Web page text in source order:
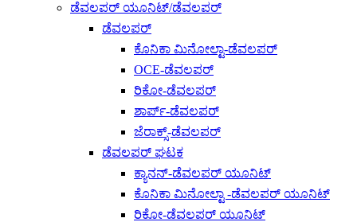
ಡೆವಲಪರ್ ಯೂನಿಟ್/ಡೆವಲಪರ್
ಡೆವಲಪರ್
ಕೊನಿಕಾ ಮಿನೋಲ್ಟಾ-ಡೆವಲಪರ್
OCE-ಡೆವಲಪರ್
ರಿಕೋ-ಡೆವಲಪರ್
ಶಾರ್ಪ್-ಡೆವಲಪರ್
ಜೆರಾಕ್ಸ್-ಡೆವಲಪರ್
ಡೆವಲಪರ್ ಘಟಕ
ಕ್ಯಾನನ್-ಡೆವಲಪರ್ ಯೂನಿಟ್
ಕೊನಿಕಾ ಮಿನೋಲ್ಟಾ -ಡೆವಲಪರ್ ಯೂನಿಟ್
ರಿಕೋ-ಡೆವಲಪರ್ ಯೂನಿಟ್